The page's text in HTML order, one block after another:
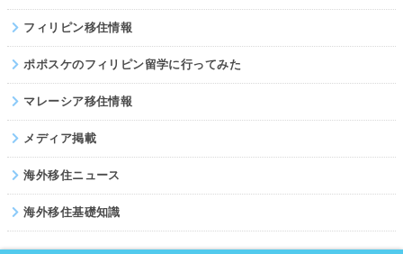
フィリピン移住情報
ポポスケのフィリピン留学に行ってみた
マレーシア移住情報
メディア掲載
海外移住ニュース
海外移住基礎知識